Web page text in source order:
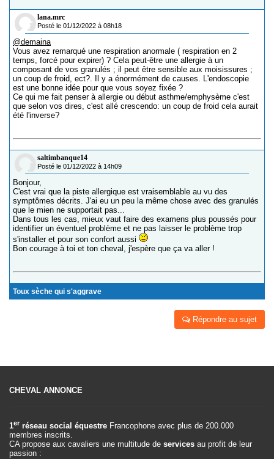
lana.mrc
Posté le 01/12/2022 à 08h18
@demaina
Vous avez remarqué une respiration anormale ( respiration en 2
temps, forcé pour expirer) ? Cela peut-être une allergie à un
composant de vos granulés ; il peut être sensible aux moisissures ;
un coup de froid, ect?. Il y a énormément de causes. L'endoscopie
est une bonne idée pour que vous soyez fixée ?
Ce qui me fait penser à allergie ou début asthme/emphysème c'est
que selon vos dires, c'est allé crescendo: un coup de froid cela aurait
été l'inverse?
saltimbanque14
Posté le 01/12/2022 à 14h09
Bonjour,
C'est vrai que la piste allergique est vraisemblable au vu des
symptômes décrits. J'ai eu un peu la même chose avec des granulés
que le mien ne supportait pas...
Dans tous les cas, mieux vaut faire des examens plus poussés pour
identifier un éventuel problème et ne pas laisser le problème trop
s'installer et pour son confort aussi
Bon courage à toi et ton cheval, j'espère que ça va aller !
Toux sèche qui s'aggrave
Répondre au sujet
CHEVAL ANNONCE
1er réseau social équestre Francophone avec plus de 200.000
membres inscrits.
CA propose aux cavaliers une multitude de services au profit de leur
passion :